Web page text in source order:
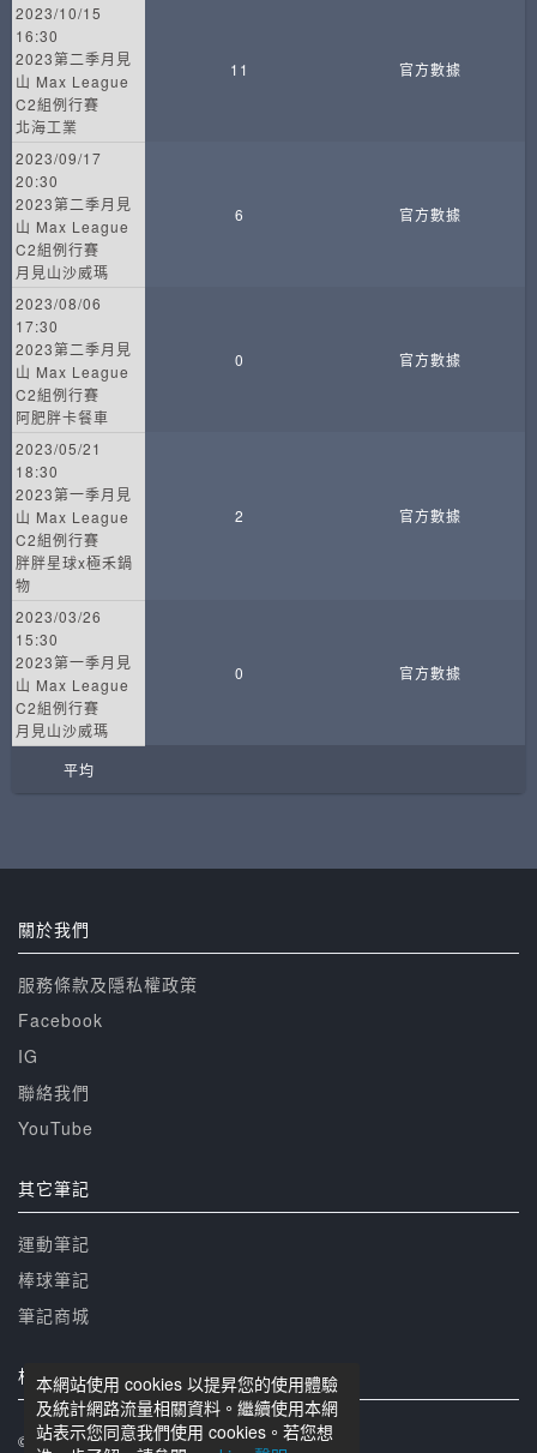
2023/10/15
16:30
2023第二季月見
山 Max League
C2組例行賽
北海工業
11 官方數據
2023/09/17
20:30
2023第二季月見
山 Max League
C2組例行賽
月見山沙威瑪
6 官方數據
2023/08/06
17:30
2023第二季月見
山 Max League
C2組例行賽
阿肥胖卡餐車
0 官方數據
2023/05/21
18:30
2023第一季月見
山 Max League
C2組例行賽
胖胖星球x極禾鍋
物
2 官方數據
2023/03/26
15:30
2023第一季月見
山 Max League
C2組例行賽
月見山沙威瑪
0 官方數據
平均
本網站使用 cookies 以提昇您的使用體驗
及統計網路流量相關資料。繼續使用本網
站表示您同意我們使用 cookies。若您想
關於我們
服務條款及隱私權政策
Facebook
IG
聯絡我們
YouTube
其它筆記
運動筆記
棒球筆記
筆記商城
相關網站
© 籃球筆記 版權所有